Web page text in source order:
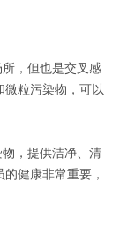
，但也是交叉感
微粒污染物，可以
，提供洁净、清
健康非常重要，